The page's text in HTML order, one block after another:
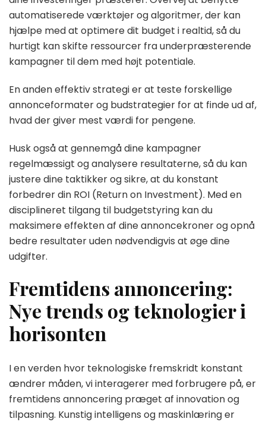
automatiserede værktøjer og algoritmer, der kan
hjælpe med at optimere dit budget i realtid, så du
hurtigt kan skifte ressourcer fra underpræsterende
kampagner til dem med højt potentiale.
En anden effektiv strategi er at teste forskellige
annonceformater og budstrategier for at finde ud af,
hvad der giver mest værdi for pengene.
Husk også at gennemgå dine kampagner
regelmæssigt og analysere resultaterne, så du kan
justere dine taktikker og sikre, at du konstant
forbedrer din ROI (Return on Investment). Med en
disciplineret tilgang til budgetstyring kan du
maksimere effekten af dine annoncekroner og opnå
bedre resultater uden nødvendigvis at øge dine
udgifter.
Fremtidens annoncering:
Nye trends og teknologier i
horisonten
I en verden hvor teknologiske fremskridt konstant
ændrer måden, vi interagerer med forbrugere på, er
fremtidens annoncering præget af innovation og
tilpasning. Kunstig intelligens og maskinlæring er